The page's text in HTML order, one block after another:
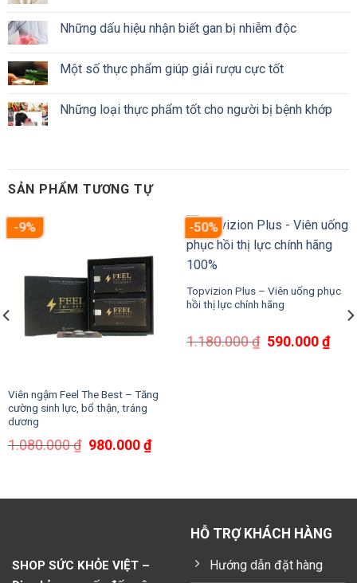
Những dấu hiệu nhận biết gan bị nhiễm độc
Một số thực phẩm giúp giải rượu cực tốt
Những loại thực phẩm tốt cho người bị bệnh khớp
SẢN PHẨM TƯƠNG TỰ
-9%
Viên ngậm Feel The Best – Tăng
cường sinh lực, bổ thận, tráng
dương
1.080.000₫ Giá
980.000₫Giá
hiện
980.000 ₫.
-50%
Topvizion Plus – Viên uống phục
hồi thị lực chính hãng
1.180.000₫ Giá
590.000₫Giá
SHOP SỨC KHỎE VIỆT –
HỖ TRỢ KHÁCH HÀNG
Hướng dẫn đặt hàng